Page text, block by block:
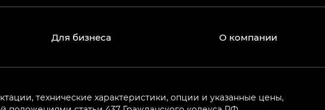
Для бизнеса О компании
технические характеристики, опции и указанные цены,